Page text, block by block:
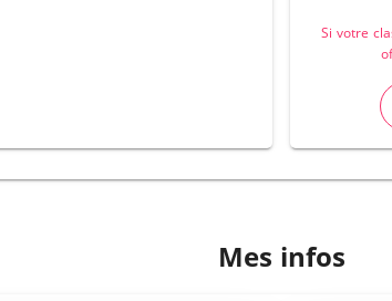
Si votre
Mes infos